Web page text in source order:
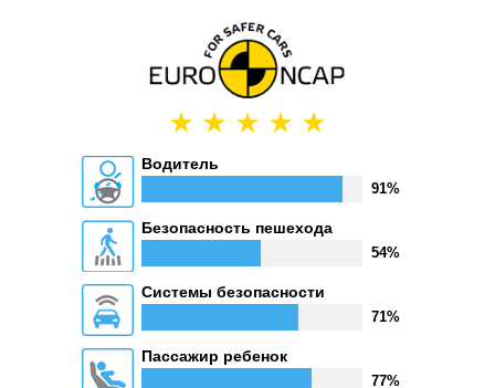
Водитель
91%
Безопасность пешехода
54%
Системы безопасности
71%
Пассажир ребенок
77%